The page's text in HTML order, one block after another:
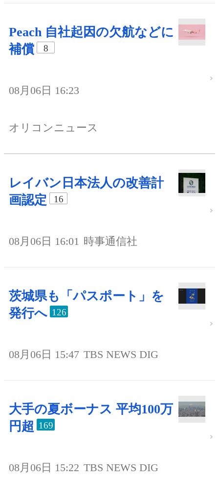
Peach 自社起因の欠航などに
補償
8
08月06日 16:23
オリコンニュース
レイバン日本法人の改善計
画認定
16
08月06日 16:01 時事通信社
茨城県も「パスポート」を
発行へ 126
08月06日 15:47 TBS NEWS DIG
大手の夏ボーナス 平均100万
円超 169
08月06日 15:22 TBS NEWS DIG